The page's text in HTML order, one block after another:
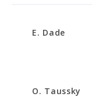
E. Dade
O. Taussky